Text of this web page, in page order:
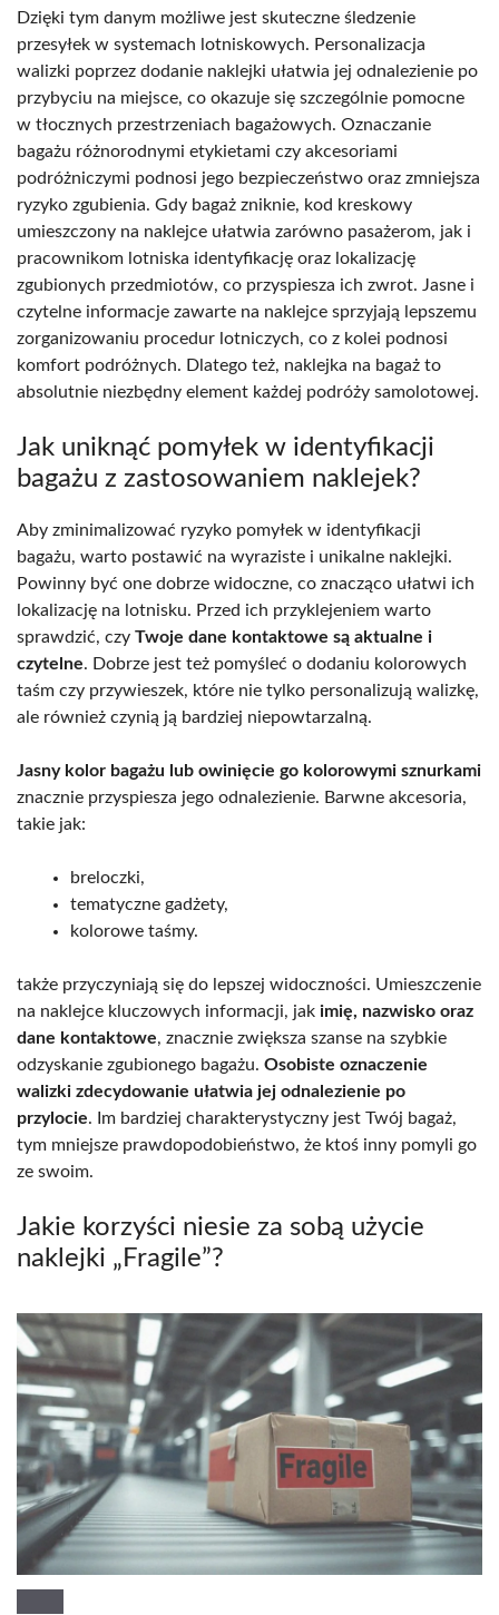
Dzięki tym danym możliwe jest skuteczne śledzenie
przesyłek w systemach lotniskowych. Personalizacja
walizki poprzez dodanie naklejki ułatwia jej odnalezienie po
przybyciu na miejsce, co okazuje się szczególnie pomocne
w tłocznych przestrzeniach bagażowych. Oznaczanie
bagażu różnorodnymi etykietami czy akcesoriami
podróżniczymi podnosi jego bezpieczeństwo oraz zmniejsza
ryzyko zgubienia. Gdy bagaż zniknie, kod kreskowy
umieszczony na naklejce ułatwia zarówno pasażerom, jak i
pracownikom lotniska identyfikację oraz lokalizację
zgubionych przedmiotów, co przyspiesza ich zwrot. Jasne i
czytelne informacje zawarte na naklejce sprzyjają lepszemu
zorganizowaniu procedur lotniczych, co z kolei podnosi
komfort podróżnych. Dlatego też, naklejka na bagaż to
absolutnie niezbędny element każdej podróży samolotowej.
Jak uniknąć pomyłek w identyfikacji
bagażu z zastosowaniem naklejek?
Aby zminimalizować ryzyko pomyłek w identyfikacji
bagażu, warto postawić na wyraziste i unikalne naklejki.
Powinny być one dobrze widoczne, co znacząco ułatwi ich
lokalizację na lotnisku. Przed ich przyklejeniem warto
sprawdzić, czy Twoje dane kontaktowe są aktualne i
czytelne. Dobrze jest też pomyśleć o dodaniu kolorowych
taśm czy przywieszek, które nie tylko personalizują walizkę,
ale również czynią ją bardziej niepowtarzalną.
Jasny kolor bagażu lub owinięcie go kolorowymi sznurkami
znacznie przyspiesza jego odnalezienie. Barwne akcesoria,
takie jak:
breloczki,
tematyczne gadżety,
kolorowe taśmy.
także przyczyniają się do lepszej widoczności. Umieszczenie
na naklejce kluczowych informacji, jak imię, nazwisko oraz
dane kontaktowe, znacznie zwiększa szanse na szybkie
odzyskanie zgubionego bagażu. Osobiste oznaczenie
walizki zdecydowanie ułatwia jej odnalezienie po
przylocie. Im bardziej charakterystyczny jest Twój bagaż,
tym mniejsze prawdopodobieństwo, że ktoś inny pomyli go
ze swoim.
Jakie korzyści niesie za sobą użycie
naklejki „Fragile”?